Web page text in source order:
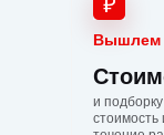
Вышлем
и
стоимость